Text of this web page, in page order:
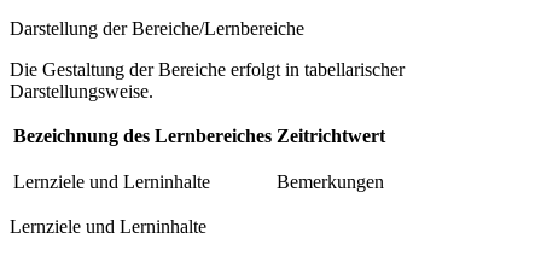
Darstellung der Bereiche/Lernbereiche
Die Gestaltung der Bereiche erfolgt in tabellarischer
Darstellungsweise.
Bezeichnung des Lernbereiches Zeitrichtwert
Lernziele und Lerninhalte Bemerkungen
Lernziele und Lerninhalte